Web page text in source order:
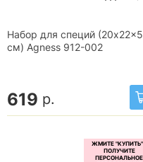
Набор для специй (20x22x5
см) Agness 912-002
619 р.